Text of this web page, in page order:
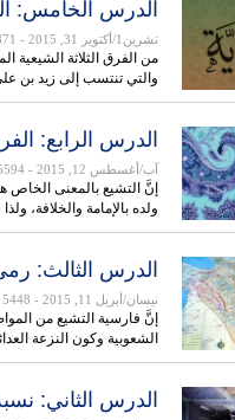
الدرس الخامس:
تشرين1/أكتوير 31, 2015 - 7871
من الفرق الثلاثة الشيعية
والتي تنتسب إلی زيد بن
الدرس الرابع:
آب/أغسطس 12, 2015 - 5594
إنَّ التشيع بالمعنی الخاص
ولده بالإمامة والخلافة،
الدرس الثالث:
نيسان/أبريل 11, 2015 - 5448
إنَّ فارسية التشيع من
الشعوبية وکون النزعة
الدرس الثاني: